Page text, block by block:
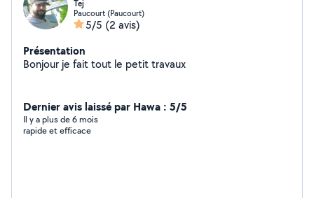
Tej
Paucourt (Paucourt)
5/5 (2 avis)
Présentation
Bonjour je fait tout le petit travaux
Dernier avis laissé par Hawa : 5/5
Il y a plus de 6 mois
rapide et efficace